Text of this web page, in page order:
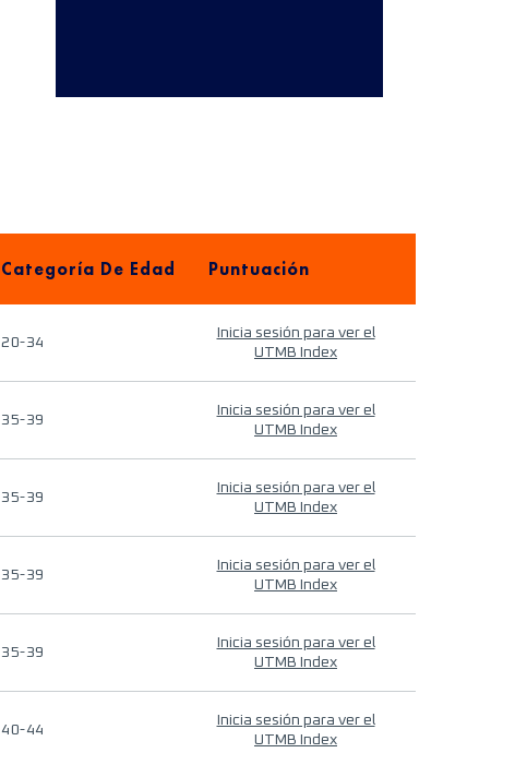
Categoría De Edad Puntuación
20-34
Inicia sesión para ver el
UTMB Index
35-39
Inicia sesión para ver el
UTMB Index
35-39
Inicia sesión para ver el
UTMB Index
35-39
Inicia sesión para ver el
UTMB Index
35-39
Inicia sesión para ver el
UTMB Index
40-44
Inicia sesión para ver el
UTMB Index